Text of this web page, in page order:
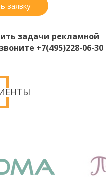
заявку
задачи рекламной
+7(495)228-06-30